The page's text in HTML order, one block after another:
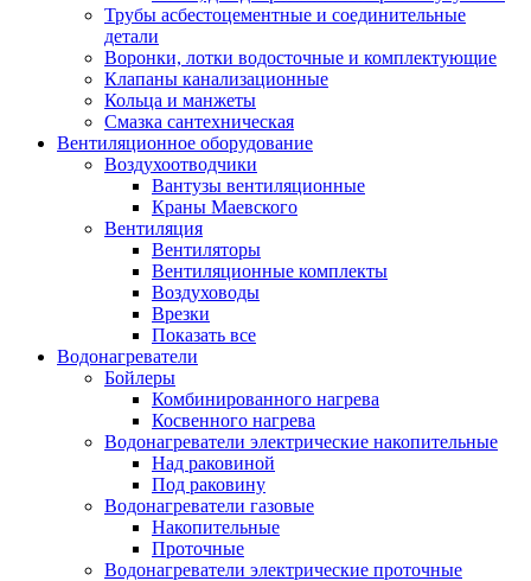
Трубы асбестоцементные и соединительные
детали
Воронки, лотки водосточные и комплектующие
Клапаны канализационные
Кольца и манжеты
Смазка сантехническая
Вентиляционное оборудование
Воздухоотводчики
Вантузы вентиляционные
Краны Маевского
Вентиляция
Вентиляторы
Вентиляционные комплекты
Воздуховоды
Врезки
Показать все
Водонагреватели
Бойлеры
Комбинированного нагрева
Косвенного нагрева
Водонагреватели электрические накопительные
Над раковиной
Под раковину
Водонагреватели газовые
Накопительные
Проточные
Водонагреватели электрические проточные